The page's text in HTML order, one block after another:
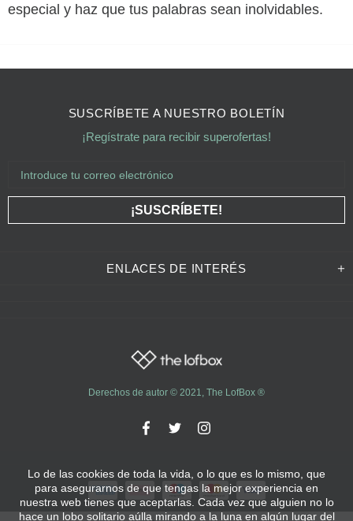
especial y haz que tus palabras sean inolvidables.
ENLACES DE INTERÉS
SUSCRÍBETE A NUESTRO BOLETÍN
¡Regístrate para recibir superofertas!
Derechos de autor © 2021, The LofBox ®
Lo de las cookies de toda la vida, o lo que es lo mismo, que
para asegurarnos de que tengas la mejor experiencia en
nuestra web tienes que aceptarlas. Cada vez que alguien no lo
hace un lobo solitario aúlla mirando a la luna en algún lugar del